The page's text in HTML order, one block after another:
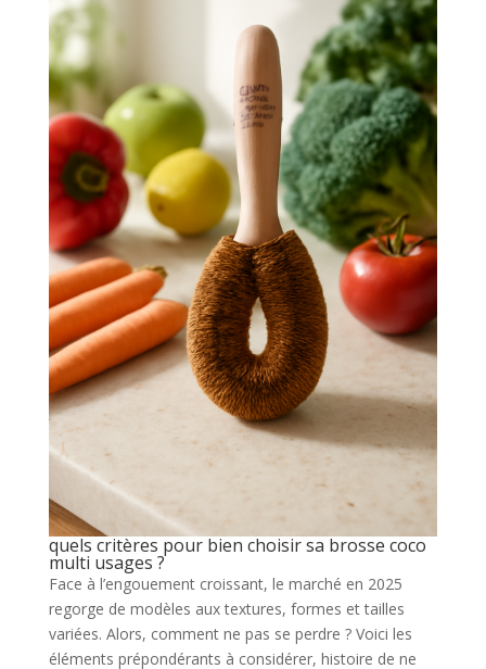
quels critères pour bien choisir sa brosse coco
multi usages ?
Face à l’engouement croissant, le marché en 2025
regorge de modèles aux textures, formes et tailles
variées. Alors, comment ne pas se perdre ? Voici les
éléments prépondérants à considérer, histoire de ne